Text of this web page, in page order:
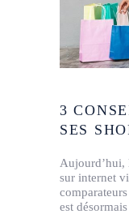
3
SES
Aujourd’hui,
sur internet
est